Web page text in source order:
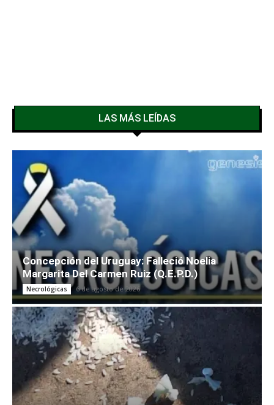
LAS MÁS LEÍDAS
Concepción del Uruguay: Falleció Noelia
Margarita Del Carmen Ruiz (Q.E.P.D.)
Necrológicas 6 de agosto de 2026